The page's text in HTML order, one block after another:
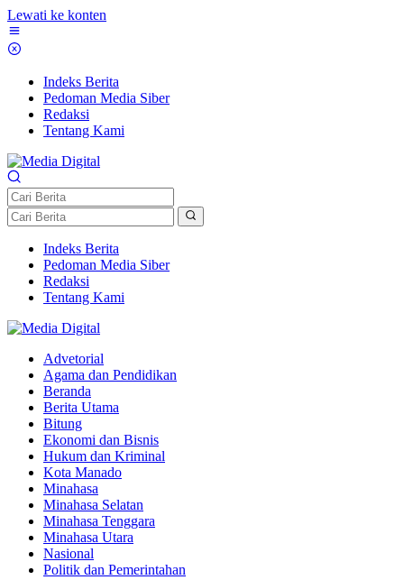
Lewati ke konten
Indeks Berita
Pedoman Media Siber
Redaksi
Tentang Kami
Indeks Berita
Pedoman Media Siber
Redaksi
Tentang Kami
Advetorial
Agama dan Pendidikan
Beranda
Berita Utama
Bitung
Ekonomi dan Bisnis
Hukum dan Kriminal
Kota Manado
Minahasa
Minahasa Selatan
Minahasa Tenggara
Minahasa Utara
Nasional
Politik dan Pemerintahan